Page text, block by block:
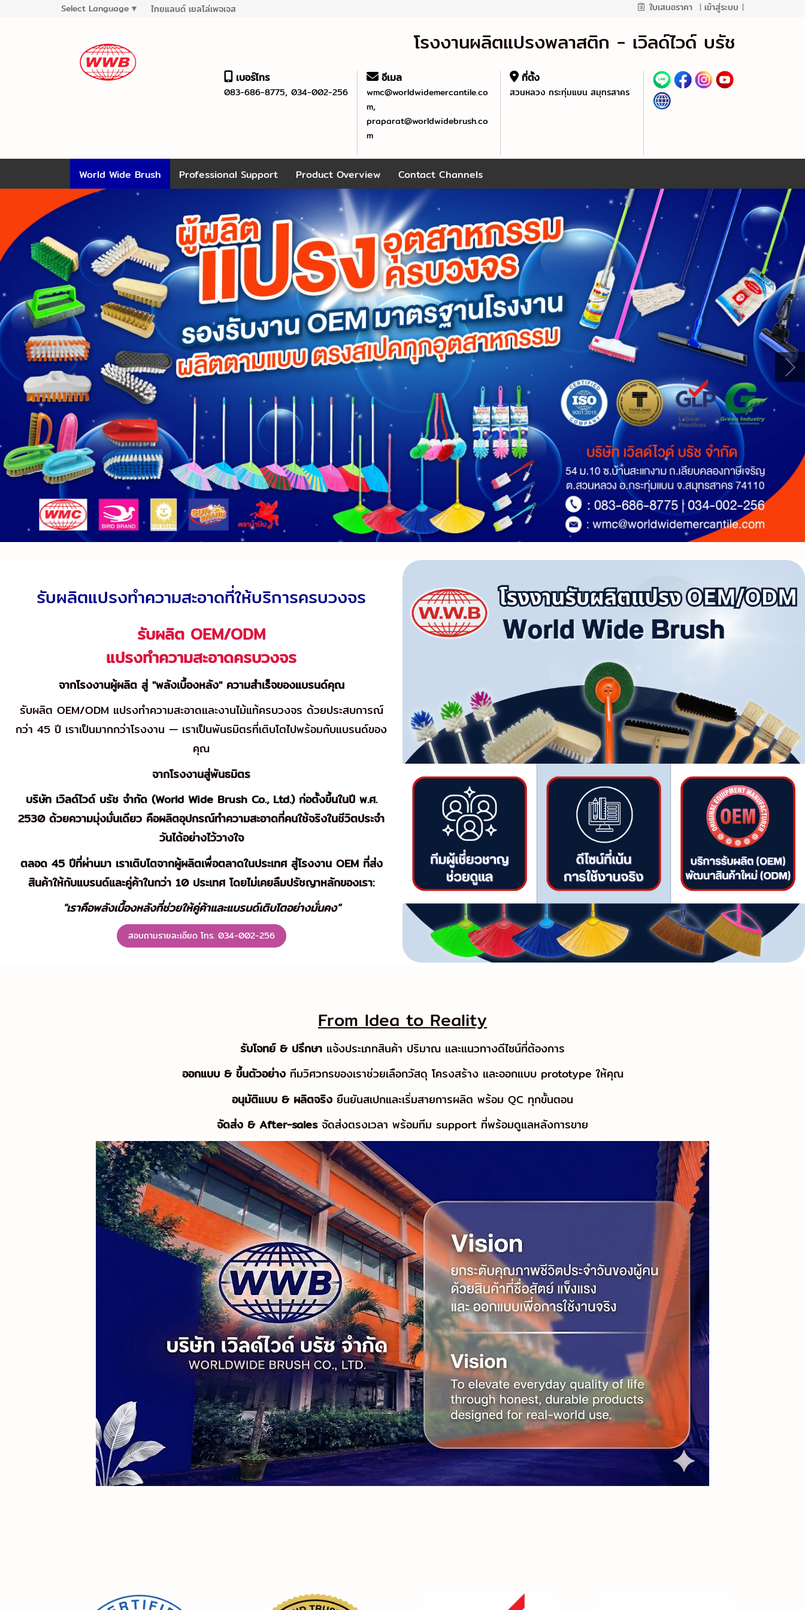
Select Language ▼ ไทยแลนด์ เยลโล่เพจเจส ใบเสนอราคา | เข้าสู่ระบบ |
โรงงานผลิตแปรงพลาสติก - เวิลด์ไวด์ บรัช
เบอร์โทร
083-686-8775, 034-002-256
อีเมล
wmc@worldwidemercantile.co
m,
praparat@worldwidebrush.co
m
ที่ตั้ง
สวนหลวง กระทุ่มแบน สมุทรสาคร
World Wide Brush Professional Support Product Overview Contact Channels
รับผลิตแปรงทำความสะอาดที่ให้บริการครบวงจร
รับผลิต OEM/ODM
แปรงทำความสะอาดครบวงจร
จากโรงงานผู้ผลิต สู่ "พลังเบื้องหลัง" ความสำเร็จของแบรนด์คุณ
รับผลิต OEM/ODM แปรงทำความสะอาดและงานไม้แท้ครบวงจร ด้วยประสบการณ์
กว่า 45 ปี เราเป็นมากกว่าโรงงาน — เราเป็นพันธมิตรที่เติบโตไปพร้อมกับแบรนด์ของ
คุณ
จากโรงงานสู่พันธมิตร
บริษัท เวิลด์ไวด์ บรัช จำกัด (World Wide Brush Co., Ltd.) ก่อตั้งขึ้นในปี พ.ศ.
2530 ด้วยความมุ่งมั่นเดียว คือผลิตอุปกรณ์ทำความสะอาดที่คนใช้จริงในชีวิตประจำ
วันได้อย่างไว้วางใจ
ตลอด 45 ปีที่ผ่านมา เราเติบโตจากผู้ผลิตเพื่อตลาดในประเทศ สู่โรงงาน OEM ที่ส่ง
สินค้าให้กับแบรนด์และคู่ค้าในกว่า 10 ประเทศ โดยไม่เคยลืมปรัชญาหลักของเรา:
"เราคือพลังเบื้องหลังที่ช่วยให้คู่ค้าและแบรนด์เติบโตอย่างมั่นคง"
สอบถามรายละเอียด โทร. 034-002-256
From Idea to Reality
รับโจทย์ & ปรึกษา แจ้งประเภทสินค้า ปริมาณ และแนวทางดีไซน์ที่ต้องการ
ออกแบบ & ขึ้นตัวอย่าง ทีมวิศวกรของเราช่วยเลือกวัสดุ โครงสร้าง และออกแบบ prototype ให้คุณ
อนุมัติแบบ & ผลิตจริง ยืนยันสเปกและเริ่มสายการผลิต พร้อม QC ทุกขั้นตอน
จัดส่ง & After-sales จัดส่งตรงเวลา พร้อมทีม support ที่พร้อมดูแลหลังการขาย